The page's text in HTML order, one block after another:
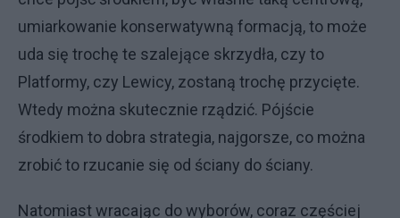
umiarkowanie konserwatywną formacją, to może
uda się trochę te szalejące skrzydła, czy to
Platformy, czy Lewicy, zostaną trochę przycięte.
Wtedy można skutecznie rządzić. Pójście
środkiem to dobra strategia, najgorsze, co można
zrobić to rzucanie się od ściany do ściany.
Natomiast wracając do wyborów, coraz częściej